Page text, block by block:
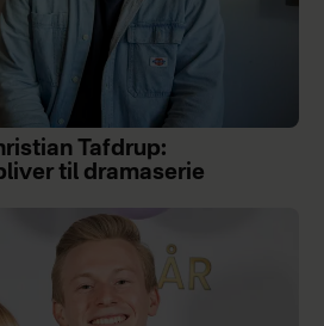
Tafdrup:
til dramaserie